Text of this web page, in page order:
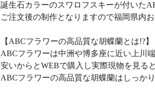
誕生石カラーのスワロフスキーが付いた
ご注文後の制作となりますので福岡県内
【ABCフラワーの高品質な胡蝶蘭とは!?】
ABCフラワーは中洲や博多座に近い上川
安いからとWEBで購入し実際現物を見る
ABCフラワーの高品質な胡蝶蘭はしっか